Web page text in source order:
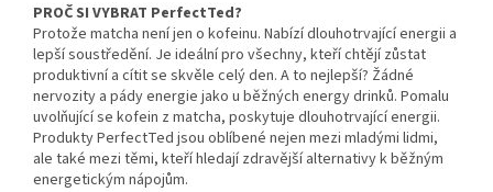
PROČ SI VYBRAT PerfectTed?
Protože matcha není jen o kofeinu. Nabízí dlouhotrvající energii a
lepší soustředění. Je ideální pro všechny, kteří chtějí zůstat
produktivní a cítit se skvěle celý den. A to nejlepší? Žádné
nervozity a pády energie jako u běžných energy drinků​. Pomalu
uvolňující se kofein z matcha, poskytuje dlouhotrvající energii.
Produkty PerfectTed jsou oblíbené nejen mezi mladými lidmi,
ale také mezi těmi, kteří hledají zdravější alternativy k běžným
energetickým nápojům.